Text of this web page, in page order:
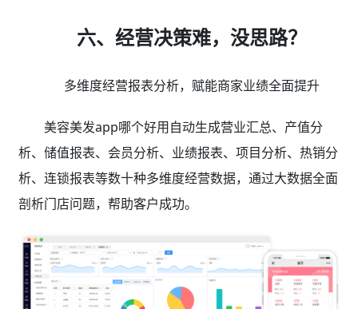
六、经营决策难，没思路？
多维度经营报表分析，赋能商家业绩全面提升
美容美发app哪个好用自动生成营业汇总、产值分
析、储值报表、会员分析、业绩报表、项目分析、热销分
析、连锁报表等数十种多维度经营数据，通过大数据全面
剖析门店问题，帮助客户成功。